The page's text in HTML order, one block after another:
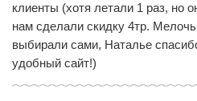
клиенты (хотя летали 1 раз, но
нам сделали скидку 4тр.
выбирали сами, Наталье
удобный сайт!)